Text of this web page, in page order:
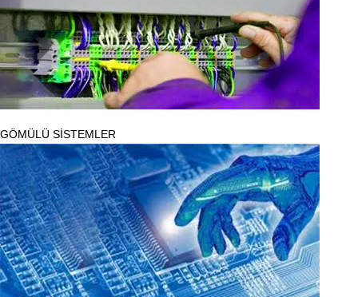
GÖMÜLÜ SİSTEMLER